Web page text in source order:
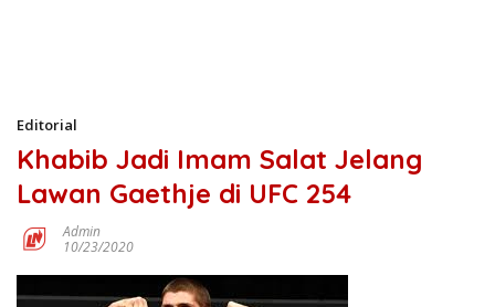
Editorial
Khabib Jadi Imam Salat Jelang
Lawan Gaethje di UFC 254
Admin
10/23/2020